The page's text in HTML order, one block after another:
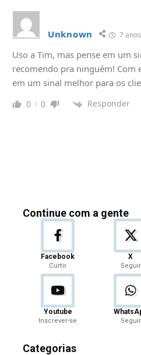
Unknown 7
Uso a Tim, mas pense em um
recomendo pra ninguém! Com
em um sinal melhor para os
0 0 Responder
Continue com a gente
Facebook
Curtir
X
Seguir
Youtube
Inscrever-se Seguir
Categorias